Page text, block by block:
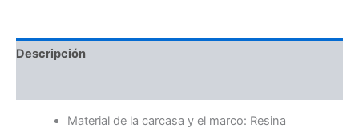
Descripción
Material de la carcasa y el marco: Resina